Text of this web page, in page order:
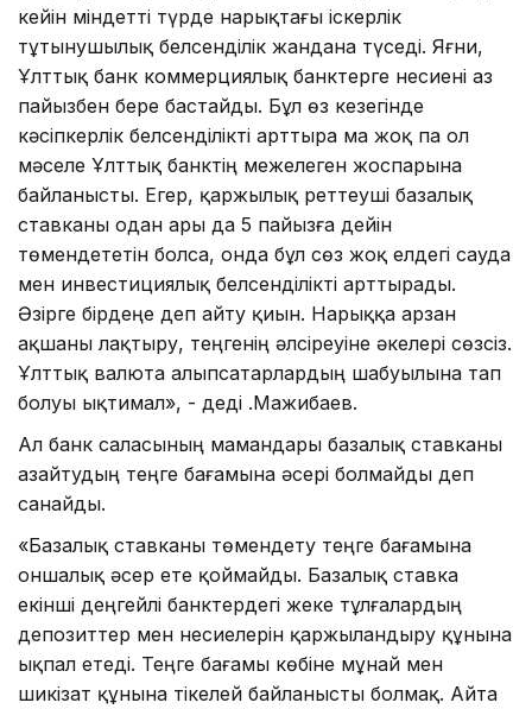
кейін міндетті түрде нарықтағы іскерлік
тұтынушылық белсенділік жандана түседі. Яғни,
Ұлттық банк коммерциялық банктерге несиені аз
пайызбен бере бастайды. Бұл өз кезегінде
кәсіпкерлік белсенділікті арттыра ма жоқ па ол
мәселе Ұлттық банктің межелеген жоспарына
байланысты. Егер, қаржылық реттеуші базалық
ставканы одан ары да 5 пайызға дейін
төмендететін болса, онда бұл сөз жоқ елдегі сауда
мен инвестициялық белсенділікті арттырады.
Әзірге бірдеңе деп айту қиын. Нарыққа арзан
ақшаны лақтыру, теңгенің әлсіреуіне әкелері сөзсіз.
Ұлттық валюта алыпсатарлардың шабуылына тап
болуы ықтимал», - деді Қ.Мажибаев.
Ал банк саласының мамандары базалық ставканы
азайтудың теңге бағамына әсері болмайды деп
санайды.
«Базалық ставканы төмендету теңге бағамына
оншалық әсер ете қоймайды. Базалық ставка
екінші деңгейлі банктердегі жеке тұлғалардың
депозиттер мен несиелерін қаржыландыру құнына
ықпал етеді. Теңге бағамы көбіне мұнай мен
шикізат құнына тікелей байланысты болмақ. Айта